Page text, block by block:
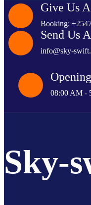
Give Us
Booking:
Send Us
info@sky-
08:00 AM -
Sky-